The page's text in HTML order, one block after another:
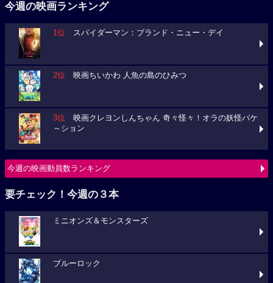
今週の映画ランキング
1位 スパイダーマン：ブランド・ニュー・デイ
2位 映画ちいかわ 人魚の島のひみつ
3位 映画クレヨンしんちゃん 奇々怪々！オラの妖怪バケ
～ション
今週の映画動員数ランキング
要チェック！今週の３本
ミニオンズ＆モンスターズ
ブルーロック